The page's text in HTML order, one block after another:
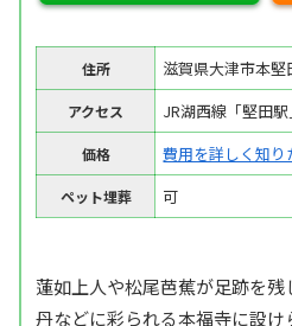
住所 滋賀県大津市本堅
アクセス JR湖西線「堅田
価格 費用を詳しく知り
ペット埋葬 可
蓮如上⼈や松尾芭蕉が⾜跡を
丹などに彩られる本福寺に設け